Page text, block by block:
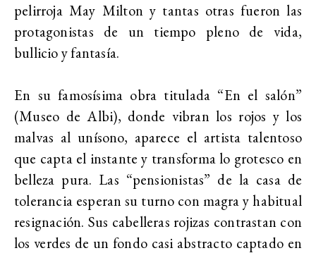
pelirroja May Milton y tantas otras fueron las
protagonistas de un tiempo pleno de vida,
bullicio y fantasía.
En su famosísima obra titulada “En el salón”
(Museo de Albi), donde vibran los rojos y los
malvas al unísono, aparece el artista talentoso
que capta el instante y transforma lo grotesco en
belleza pura. Las “pensionistas” de la casa de
tolerancia esperan su turno con magra y habitual
resignación. Sus cabelleras rojizas contrastan con
los verdes de un fondo casi abstracto captado en